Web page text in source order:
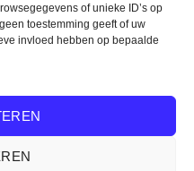
of unieke ID’s op
toestemming geeft of uw
invloed hebben op bepaalde
OPTIES SELECTEREN
Dit
product
in sarouel-stijl
verkoopvoorwaarden/
.